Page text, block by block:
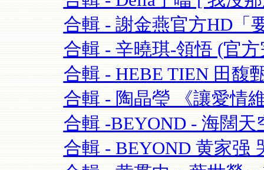
合輯 - 謝金燕官方HD「
合輯 - 辛曉琪-領悟 (官
合輯 - HEBE TIEN 田馥
合輯 - 陶晶瑩 《讓愛情
合輯 -BEYOND - 海闊天
合輯 - BEYOND 黄家强